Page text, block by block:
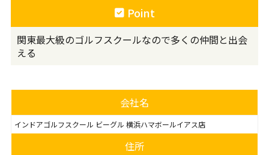
Point
関東最大級のゴルフスクールなので多くの仲間と出会
える
会社名
インドアゴルフスクール ビーグル 横浜ハマボールイアス店
住所